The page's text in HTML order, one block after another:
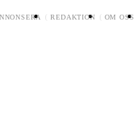
REDAKTION OM OSS